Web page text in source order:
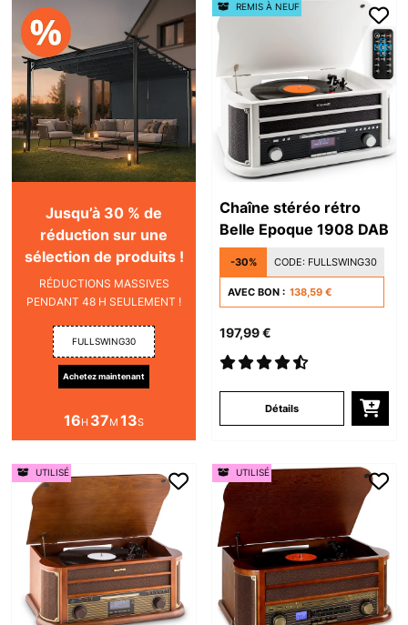
Jusqu’à 30 % de
réduction sur une
sélection de produits !
RÉDUCTIONS MASSIVES
PENDANT 48 H SEULEMENT !
FULLSWING30
Achetez maintenant
16H 37M 12S
Chaîne stéréo rétro
Belle Epoque 1908 DAB
-30% CODE: FULLSWING30
AVEC BON : 138,59 €
197,99 €
Détails
REMIS À NEUF
UTILISÉ UTILISÉ